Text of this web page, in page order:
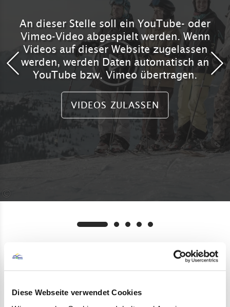
Diese Webseite verwendet Cookies
An dieser Stelle soll ein YouTube- oder
Vimeo-Video abgespielt werden. Wenn
Videos auf dieser Website zugelassen
werden, werden Daten automatisch an
YouTube bzw. Vimeo übertragen.
VIDEOS ZULASSEN
©
Winklmoos-Alm/ Steinplatte